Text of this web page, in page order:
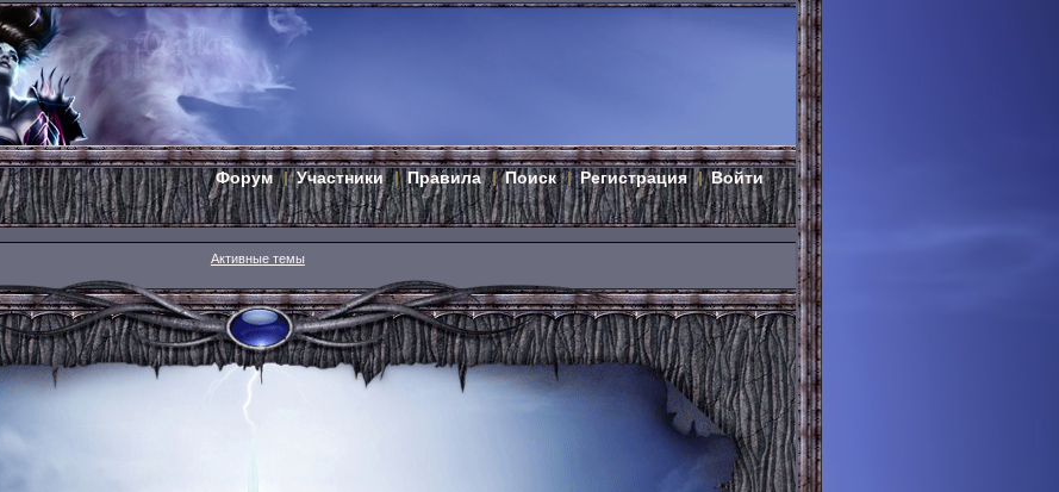
Форум Участники Правила Поиск Регистрация Войти
Активные темы